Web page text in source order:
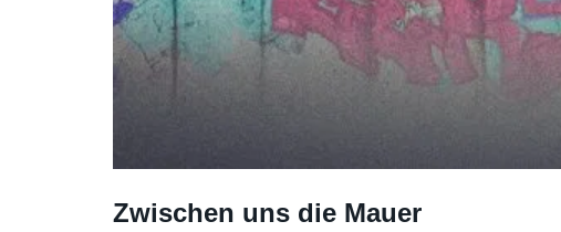
Zwischen uns die Mauer